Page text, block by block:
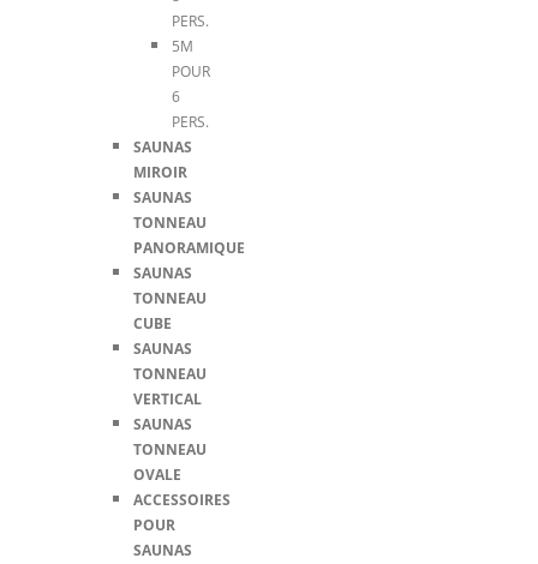
PERS.
5M
POUR
6
PERS.
SAUNAS
MIROIR
SAUNAS
TONNEAU
PANORAMIQUE
SAUNAS
TONNEAU
CUBE
SAUNAS
TONNEAU
VERTICAL
SAUNAS
TONNEAU
OVALE
ACCESSOIRES
POUR
SAUNAS